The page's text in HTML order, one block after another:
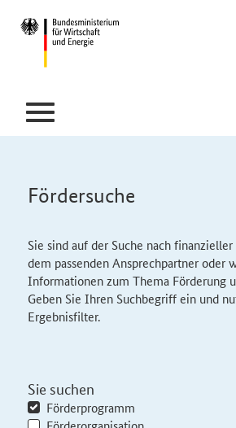
Fördersuche
Sie sind auf der Suche nach
dem passenden Ansprechpartner oder
Informationen zum Thema Förderung
Geben Sie Ihren Suchbegriff ein und
Ergebnisfilter.
Sie suchen
Förderprogramm